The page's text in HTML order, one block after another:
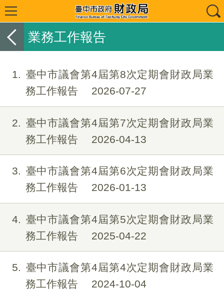
業務工作報告
1
臺中市議會第4屆第8次定期會財政局業
務工作報告
2026-07-27
2
臺中市議會第4屆第7次定期會財政局業
務工作報告
2026-04-13
3
臺中市議會第4屆第6次定期會財政局業
務工作報告
2026-01-13
4
臺中市議會第4屆第5次定期會財政局業
務工作報告
2025-04-22
5
臺中市議會第4屆第4次定期會財政局業
務工作報告
2024-10-04